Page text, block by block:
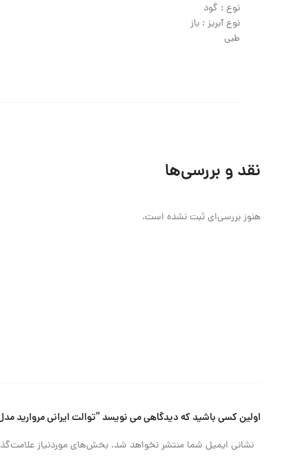
نوع : گود
نوع آبریز : باز
طبی
نقد و بررسی‌ها
هنوز بررسی‌ای ثبت نشده است.
اولین کسی باشید که دیدگاهی می نویسد “توالت ایرانی مروارید
نشانی ایمیل شما منتشر نخواهد شد. بخش‌های موردنیاز